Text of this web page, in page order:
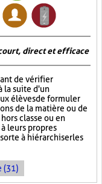
direct et efficace
de vérifier
la suite d'un
élèves de formuler
de la matière ou de
classe ou en
leurs propres
à hiérarchiser les
(31)